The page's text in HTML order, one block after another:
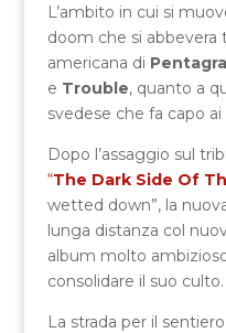
L’ambito in cui si
doom che si abbevera
americana di
e Trouble, quanto a
svedese che fa capo ai
Dopo l’assaggio sul
“The Dark Side Of
wetted down”, la
lunga distanza col
album molto
consolidare il suo culto.
La strada per il